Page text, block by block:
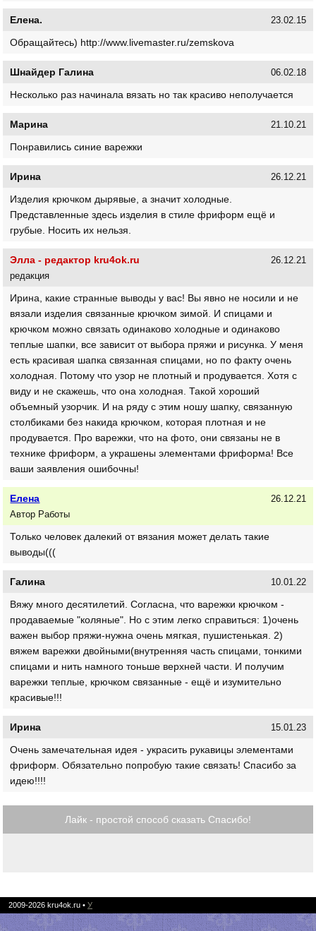
Елена. 23.02.15
Обращайтесь) http://www.livemaster.ru/zemskova
Шнайдер Галина 06.02.18
Несколько раз начинала вязать но так красиво неполучается
Марина 21.10.21
Понравились синие варежки
Ирина 26.12.21
Изделия крючком дырявые, а значит холодные.
Представленные здесь изделия в стиле фриформ ещё и
грубые. Носить их нельзя.
Элла - редактор kru4ok.ru
редакция
26.12.21
Ирина, какие странные выводы у вас! Вы явно не носили и не
вязали изделия связанные крючком зимой. И спицами и
крючком можно связать одинаково холодные и одинаково
теплые шапки, все зависит от выбора пряжи и рисунка. У меня
есть красивая шапка связанная спицами, но по факту очень
холодная. Потому что узор не плотный и продувается. Хотя с
виду и не скажешь, что она холодная. Такой хороший
объемный узорчик. И на ряду с этим ношу шапку, связанную
столбиками без накида крючком, которая плотная и не
продувается. Про варежки, что на фото, они связаны не в
технике фриформ, а украшены элементами фриформа! Все
ваши заявления ошибочны!
Елена
Автор Работы
26.12.21
Только человек далекий от вязания может делать такие
выводы(((
Галина 10.01.22
Вяжу много десятилетий. Согласна, что варежки крючком -
продаваемые "коляные". Но с этим легко справиться: 1)очень
важен выбор пряжи-нужна очень мягкая, пушистенькая. 2)
вяжем варежки двойными(внутренняя часть спицами, тонкими
спицами и нить намного тоньше верхней части. И получим
варежки теплые, крючком связанные - ещё и изумительно
красивые!!!
Ирина 15.01.23
Очень замечательная идея - украсить рукавицы элементами
фриформ. Обязательно попробую такие связать! Спасибо за
идею!!!!
Лайк - простой способ сказать Спасибо!
2009-2026 kru4ok.ru • У